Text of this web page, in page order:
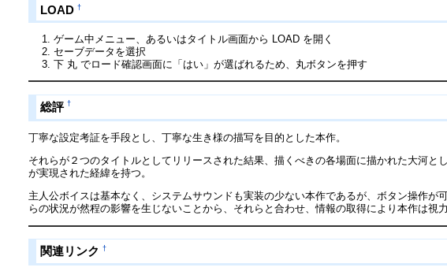
LOAD †
ゲーム中メニュー、あるいはタイトル画面から LOAD を開く
セーブデータを選択
下 丸 でロード確認画面に「はい」が選ばれるため、丸ボタンを押す
総評 †
丁寧な設定考証を手段とし、丁寧な生き様の描写を目的とした本作。
それらが２つのタイトルとしてリリースされた結果、描くべきの各場面に描かれた大河
が実現された経緯を持つ。
主人公ボイスは基本なく、システムサウンドも実装の少ない本作であるが、ボタン操作
らの状況が然程の影響を生じないことから、それらと合わせ、情報の取得により本作は視
関連リンク †